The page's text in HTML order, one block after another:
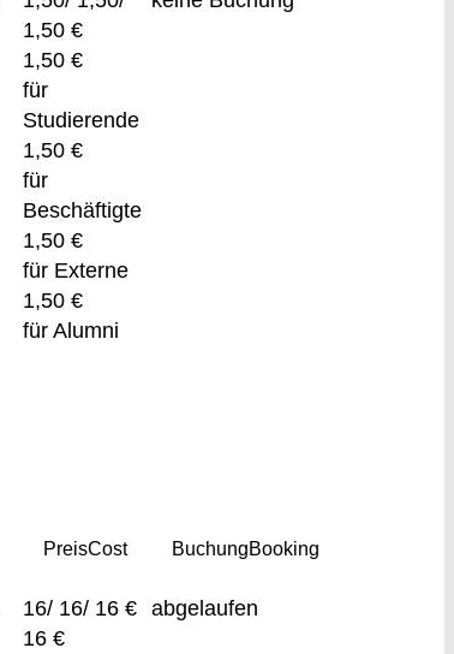
1,50 €
1,50 €
für
Studierende
1,50 €
für
Beschäftigte
1,50 €
für Externe
1,50 €
für Alumni
PreisCost BuchungBooking
16/ 16/ 16 €
16 €
abgelaufen